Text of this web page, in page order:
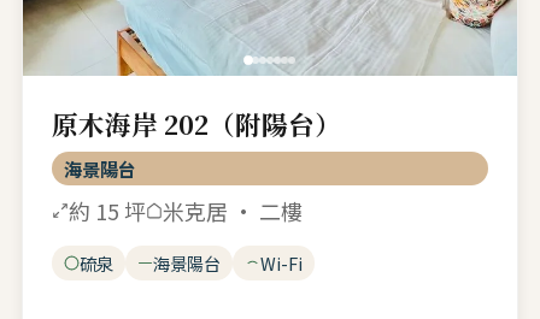
原木海岸 202（附陽台）
海景陽台
約 15 坪 米克居 · 二樓
硫泉 海景陽台 Wi-Fi